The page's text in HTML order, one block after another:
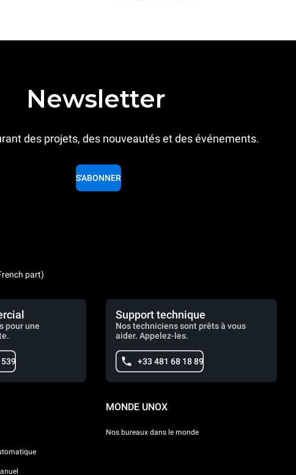
Newsletter
des projets, des nouveautés et des événements.
S'ABONNER
part)
pour une
Support technique
Nos techniciens sont prêts à vous
aider. Appelez-les.
+33 481 68 18 89
MONDE UNOX
Nos bureaux dans le monde